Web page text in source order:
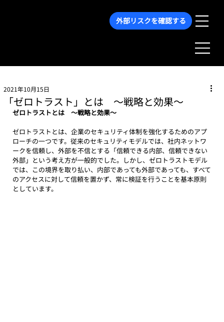
外部リスクを確認する
「ゼロトラスト」とは 〜戦略と効果〜
2021年10月15日
ゼロトラストとは　〜戦略と効果〜
ゼロトラストとは、企業のセキュリティ体制を強化するためのアプ
ローチの一つです。従来のセキュリティモデルでは、社内ネットワ
ークを信頼し、外部を不信とする「信頼できる内部、信頼できない
外部」という考え方が一般的でした。しかし、ゼロトラストモデル
では、この境界を取り払い、内部であっても外部であっても、すべて
のアクセスに対して信頼を置かず、常に検証を行うことを基本原則
としています。